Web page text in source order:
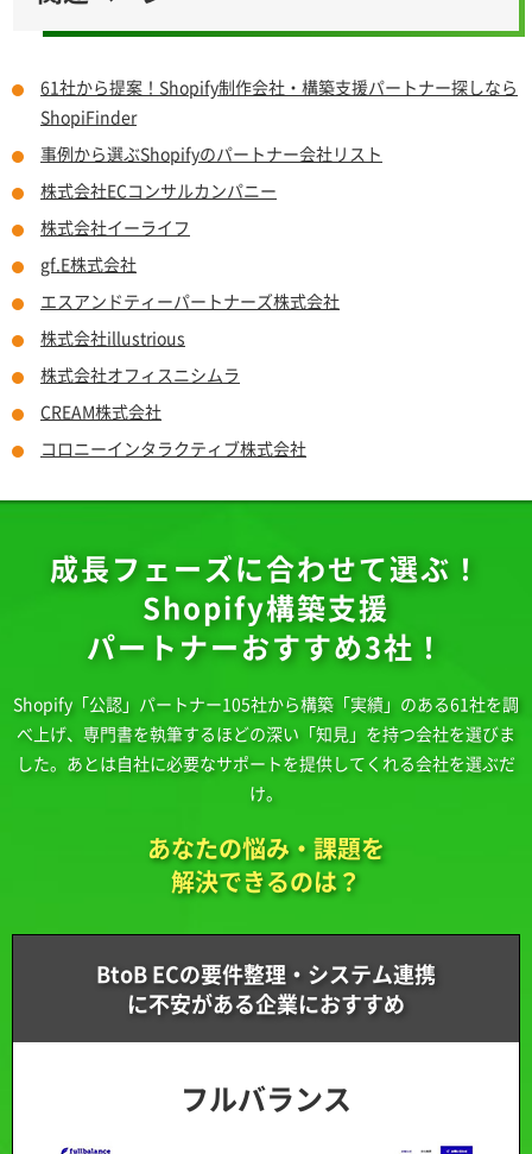
61社から提案！Shopify制作会社・構築支援パートナー探しなら
ShopiFinder
事例から選ぶShopifyのパートナー会社リスト
株式会社ECコンサルカンパニー
株式会社イーライフ
gf.E株式会社
エスアンドティーパートナーズ株式会社
株式会社illustrious
株式会社オフィスニシムラ
CREAM株式会社
コロニーインタラクティブ株式会社
成長フェーズに合わせて選ぶ！
Shopify構築支援
パートナーおすすめ3社！
Shopify「公認」パートナー105社から構築「実績」のある61社を調
べ上げ、 専門書を執筆するほどの深い「知見」を持つ会社を選びま
した。 あとは自社に必要なサポートを提供してくれる会社を選ぶだ
け。
あなたの悩み・課題を
解決できるのは？
BtoB ECの要件整理・システム連携
に不安がある企業におすすめ
フルバランス